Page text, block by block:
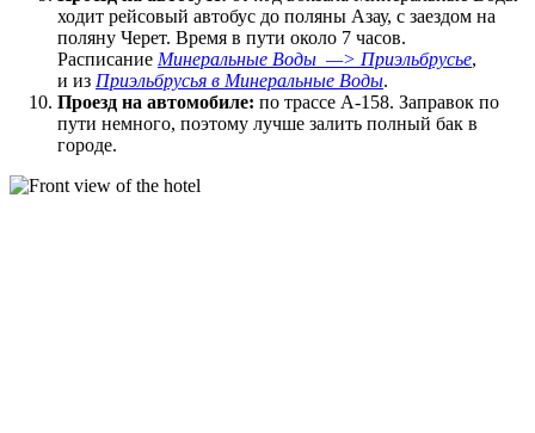
ходит рейсовый автобус до поляны Азау, с заездом на
поляну Черет. Время в пути около 7 часов.
Расписание Минеральные Воды —> Приэльбрусье,
и из Приэльбрусья в Минеральные Воды.
Проезд на автомобиле: по трассе А-158. Заправок по
пути немного, поэтому лучше залить полный бак в
городе.